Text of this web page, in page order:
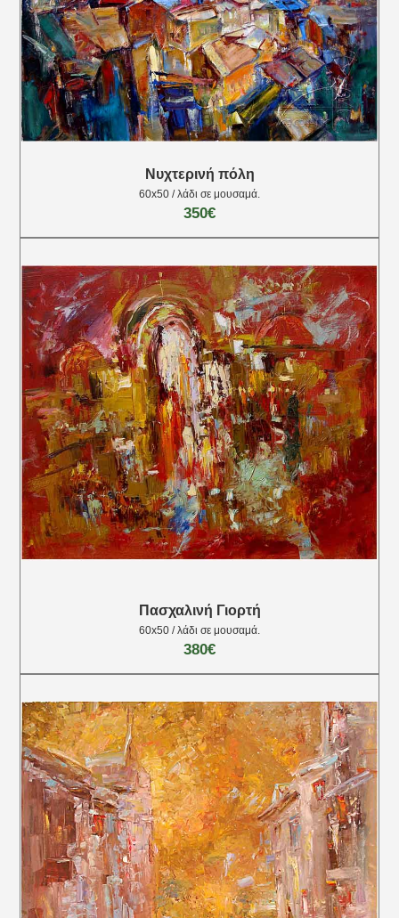
Νυχτερινή πόλη
60x50 / λάδι σε μουσαμά.
350€
Πασχαλινή Γιορτή
60x50 / λάδι σε μουσαμά.
380€